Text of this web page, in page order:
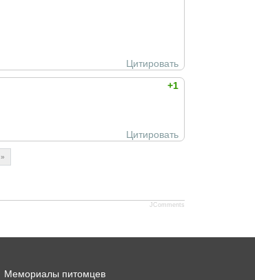
Цитировать
+1
Цитировать
»
JComments
Мемориалы питомцев